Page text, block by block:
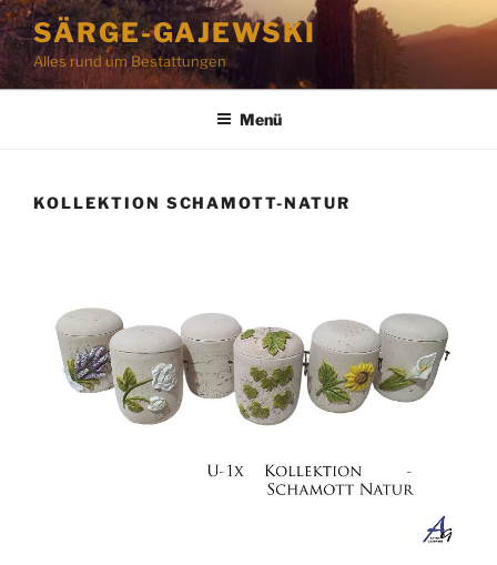
Zum
Inhalt
springen
SÄRGE-GAJEWSKI
Alles rund um Bestattungen
Menü
KOLLEKTION SCHAMOTT-NATUR